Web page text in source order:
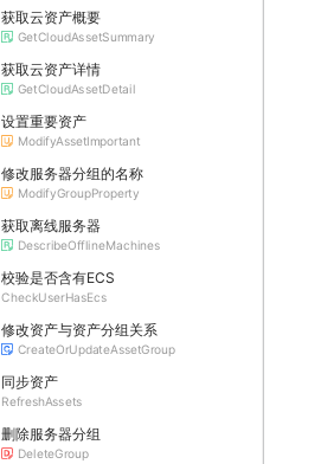
获取云资产概要
GetCloudAssetSummary
获取云资产详情
GetCloudAssetDetail
设置重要资产
ModifyAssetImportant
修改服务器分组的名称
ModifyGroupProperty
获取离线服务器
DescribeOfflineMachines
校验是否含有ECS
CheckUserHasEcs
修改资产与资产分组关系
CreateOrUpdateAssetGroup
同步资产
RefreshAssets
删除服务器分组
DeleteGroup